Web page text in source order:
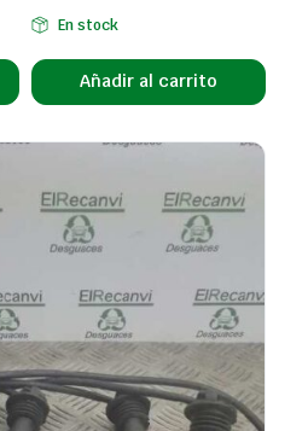
En stock
Añadir al carrito